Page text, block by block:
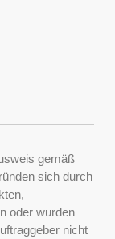
gemäß
sich durch
oder wurden
nicht